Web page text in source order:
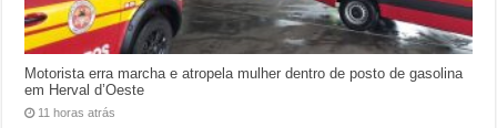
Motorista erra marcha e atropela mulher dentro de posto de gasolina
em Herval d’Oeste
11 horas atrás